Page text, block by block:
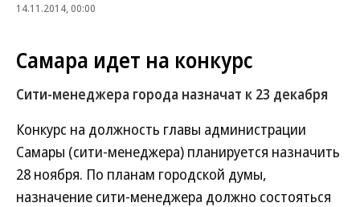
14.11.2014, 00:00
Самара идет на конкурс
Сити-менеджера города назначат к 23 декабря
Конкурс на должность главы администрации
Самары (сити-менеджера) планируется назначить
28 ноября. По планам городской думы,
назначение сити-менеджера должно состояться